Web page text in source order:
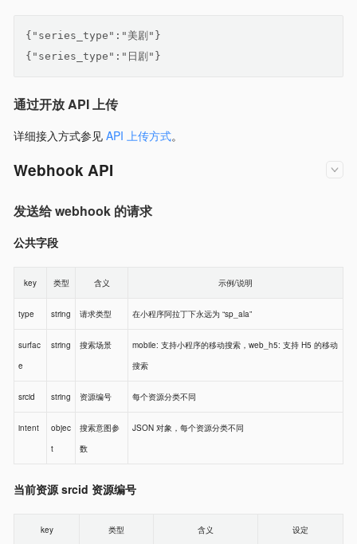
{"series_type":"美剧"}
{"series_type":"日剧"}
通过开放 API 上传
详细接入方式参见 API 上传方式。
Webhook API
发送给 webhook 的请求
公共字段
key 类型 含义 示例/说明
type string 请求类型 在小程序阿拉丁下永远为 “sp_ala”
surfac
e
string 搜索场景
mobile: 支持小程序的移动搜索，web_h5: 支持 H5 的移动
搜索
srcid string 资源编号 每个资源分类不同
intent
objec
t
搜索意图参
数
JSON 对象，每个资源分类不同
当前资源 srcid 资源编号
key 类型 含义 设定